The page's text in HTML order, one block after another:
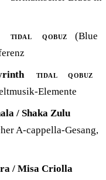
TIDAL QOBUZ
(Blue
TIDAL QOBUZ
Elemente
/ Shaka Zulu
A-cappella-Gesang,
/ Misa Criolla